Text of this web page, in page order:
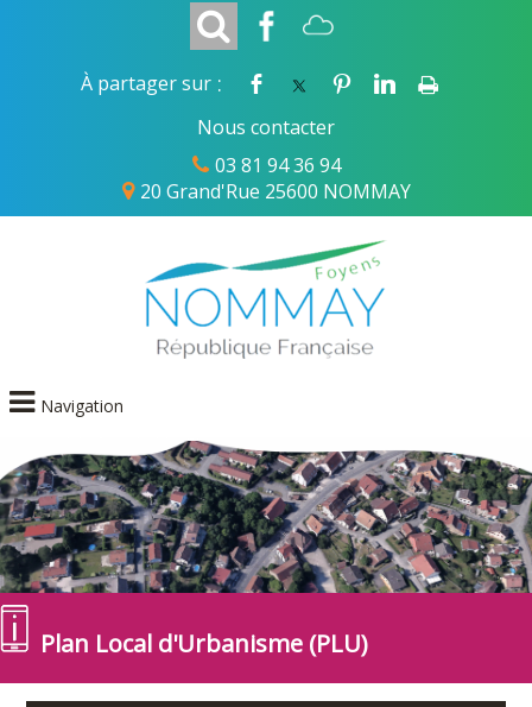
20 Grand'Rue 25600 NOMMAY
03 81 94 36 94
Nous contacter
À partager sur :
Navigation
Plan Local d'Urbanisme (PLU)